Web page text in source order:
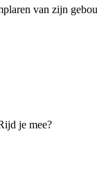
van zijn
je mee?